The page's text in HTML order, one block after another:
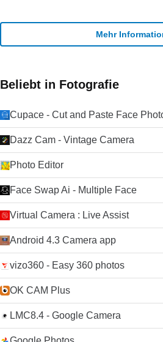
Mehr
Beliebt in Fotografie
Cupace - Cut and Paste Face
Dazz Cam - Vintage Camera
Photo Editor
Face Swap Ai - Multiple Face
Virtual Camera : Live Assist
Android 4.3 Camera app
vizo360 - Easy 360 photos
OK CAM Plus
LMC8.4 - Google Camera